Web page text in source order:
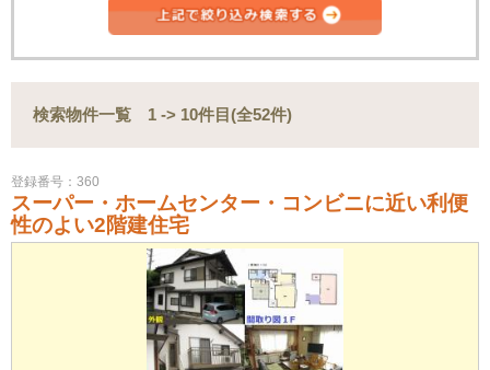
検索物件一覧 1 -> 10件目(全52件)
登録番号：360
スーパー・ホームセンター・コンビニに近い利便
性のよい2階建住宅